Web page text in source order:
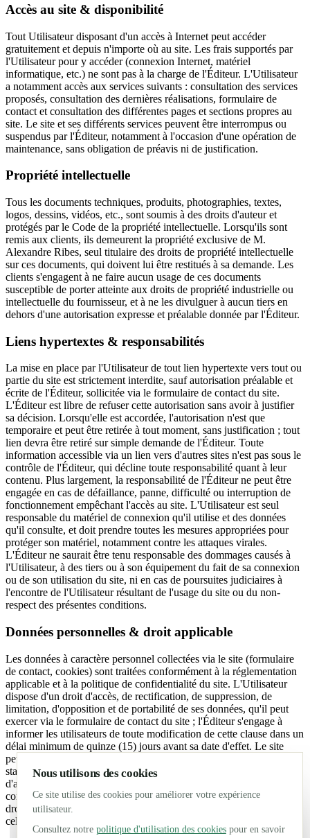
Accès au site & disponibilité
Tout Utilisateur disposant d'un accès à Internet peut accéder
gratuitement et depuis n'importe où au site. Les frais supportés par
l'Utilisateur pour y accéder (connexion Internet, matériel
informatique, etc.) ne sont pas à la charge de l'Éditeur. L'Utilisateur
a notamment accès aux services suivants : consultation des services
proposés, consultation des dernières réalisations, formulaire de
contact et consultation des différentes pages et sections propres au
site. Le site et ses différents services peuvent être interrompus ou
suspendus par l'Éditeur, notamment à l'occasion d'une opération de
maintenance, sans obligation de préavis ni de justification.
Propriété intellectuelle
Tous les documents techniques, produits, photographies, textes,
logos, dessins, vidéos, etc., sont soumis à des droits d'auteur et
protégés par le Code de la propriété intellectuelle. Lorsqu'ils sont
remis aux clients, ils demeurent la propriété exclusive de M.
Alexandre Ribes, seul titulaire des droits de propriété intellectuelle
sur ces documents, qui doivent lui être restitués à sa demande. Les
clients s'engagent à ne faire aucun usage de ces documents
susceptible de porter atteinte aux droits de propriété industrielle ou
intellectuelle du fournisseur, et à ne les divulguer à aucun tiers en
dehors d'une autorisation expresse et préalable donnée par l'Éditeur.
Liens hypertextes & responsabilités
La mise en place par l'Utilisateur de tout lien hypertexte vers tout ou
partie du site est strictement interdite, sauf autorisation préalable et
écrite de l'Éditeur, sollicitée via le formulaire de contact du site.
L'Éditeur est libre de refuser cette autorisation sans avoir à justifier
sa décision. Lorsqu'elle est accordée, l'autorisation n'est que
temporaire et peut être retirée à tout moment, sans justification ; tout
lien devra être retiré sur simple demande de l'Éditeur. Toute
information accessible via un lien vers d'autres sites n'est pas sous le
contrôle de l'Éditeur, qui décline toute responsabilité quant à leur
contenu. Plus largement, la responsabilité de l'Éditeur ne peut être
engagée en cas de défaillance, panne, difficulté ou interruption de
fonctionnement empêchant l'accès au site. L'Utilisateur est seul
responsable du matériel de connexion qu'il utilise et des données
qu'il consulte, et doit prendre toutes les mesures appropriées pour
protéger son matériel, notamment contre les attaques virales.
L'Éditeur ne saurait être tenu responsable des dommages causés à
l'Utilisateur, à des tiers ou à son équipement du fait de sa connexion
ou de son utilisation du site, ni en cas de poursuites judiciaires à
l'encontre de l'Utilisateur résultant de l'usage du site ou du non-
respect des présentes conditions.
Données personnelles & droit applicable
Les données à caractère personnel collectées via le site (formulaire
de contact, cookies) sont traitées conformément à la réglementation
applicable et à la politique de confidentialité du site. L'Utilisateur
dispose d'un droit d'accès, de rectification, de suppression, de
limitation, d'opposition et de portabilité de ses données, qu'il peut
exercer via le formulaire de contact du site ; l'Éditeur s'engage à
informer les utilisateurs de toute modification de cette clause dans un
délai minimum de quinze (15) jours avant sa date d'effet. Le site
peut par ailleurs collecter automatiquement des informations
standards (volume, type et configuration du trafic) à des fins
d'amélioration du service et de planification. Les présentes
conditions générales d'utilisation sont soumises à l'application du
droit français. À défaut de résolution amiable d'un éventuel litige,
celui-ci sera soumis à la compétence des tribunaux français.
Nous utilisons des cookies
Ce site utilise des cookies pour améliorer votre expérience
utilisateur.
Consultez notre politique d'utilisation des cookiespour en savoir